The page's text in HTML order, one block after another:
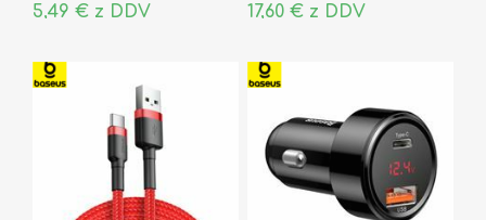
5,49 € z DDV 17,60 € z DDV